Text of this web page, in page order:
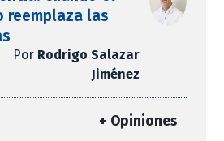
reemplaza las
Por Rodrigo Salazar
Jiménez
+ Opiniones